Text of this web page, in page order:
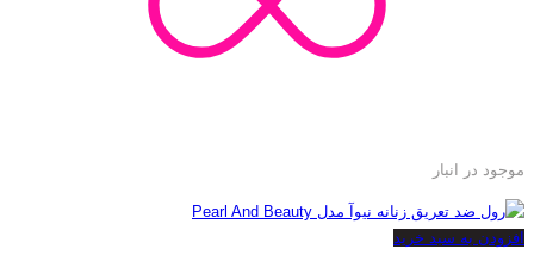
موجود در انبار
افزودن به سبد خرید